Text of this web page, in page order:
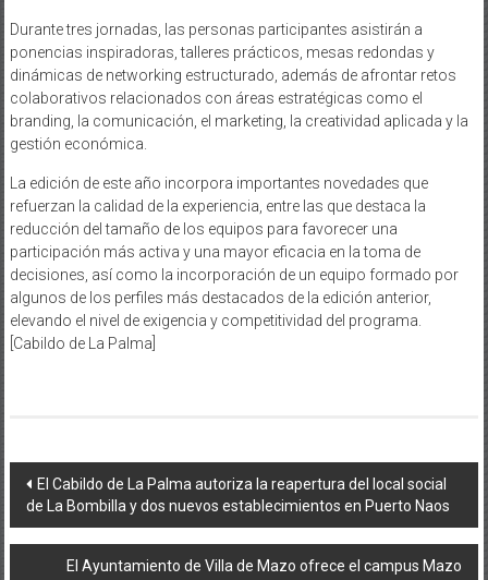
Durante tres jornadas, las personas participantes asistirán a
ponencias inspiradoras, talleres prácticos, mesas redondas y
dinámicas de networking estructurado, además de afrontar retos
colaborativos relacionados con áreas estratégicas como el
branding, la comunicación, el marketing, la creatividad aplicada y la
gestión económica.
La edición de este año incorpora importantes novedades que
refuerzan la calidad de la experiencia, entre las que destaca la
reducción del tamaño de los equipos para favorecer una
participación más activa y una mayor eficacia en la toma de
decisiones, así como la incorporación de un equipo formado por
algunos de los perfiles más destacados de la edición anterior,
elevando el nivel de exigencia y competitividad del programa.
[Cabildo de La Palma]
Navegación
de
entradas
El Cabildo de La Palma autoriza la reapertura del local social
de La Bombilla y dos nuevos establecimientos en Puerto Naos
El Ayuntamiento de Villa de Mazo ofrece el campus Mazo